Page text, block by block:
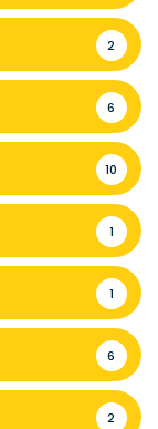
2
6
10
1
1
6
2